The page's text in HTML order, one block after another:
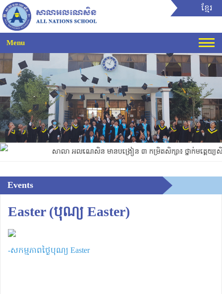
ខ្មែរ
Menu
-
-
-
សាលា អលណេសិន មានបង្រៀន ៣ កម្រិតសិក្សា៖ ថ្នាក់មត្តេយ្យសិ
Events
Easter (បុណ្យ Easter)
-សកម្មភាពថ្ងៃបុណ្យ Easter